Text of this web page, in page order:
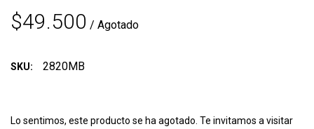
$49.500 / Agotado
SKU: 2820MB
Lo sentimos, este producto se ha agotado. Te invitamos a visitar